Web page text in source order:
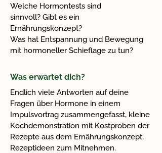
Welche Hormontests sind
sinnvoll? Gibt es ein
Ernährungskonzept?
Was hat Entspannung und Bewegung
mit hormoneller Schieflage zu tun?
Was erwartet dich?
Endlich viele Antworten auf deine
Fragen über Hormone in einem
Impulsvortrag zusammengefasst, kleine
Kochdemonstration mit Kostproben der
Rezepte aus dem Ernährungskonzept,
Rezeptideen zum Mitnehmen.